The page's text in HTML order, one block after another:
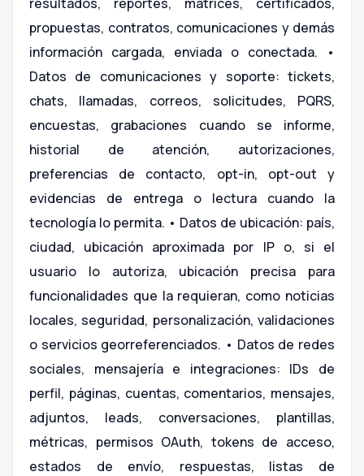
propuestas, contratos, comunicaciones y demás
información cargada, enviada o conectada. •
Datos de comunicaciones y soporte: tickets,
chats, llamadas, correos, solicitudes, PQRS,
encuestas, grabaciones cuando se informe,
historial de atención, autorizaciones,
preferencias de contacto, opt-in, opt-out y
evidencias de entrega o lectura cuando la
tecnología lo permita. • Datos de ubicación: país,
ciudad, ubicación aproximada por IP o, si el
usuario lo autoriza, ubicación precisa para
funcionalidades que la requieran, como noticias
locales, seguridad, personalización, validaciones
o servicios georreferenciados. • Datos de redes
sociales, mensajería e integraciones: IDs de
perfil, páginas, cuentas, comentarios, mensajes,
adjuntos, leads, conversaciones, plantillas,
métricas, permisos OAuth, tokens de acceso,
estados de envío, respuestas, listas de